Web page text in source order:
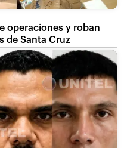
operaciones y roban
de Santa Cruz